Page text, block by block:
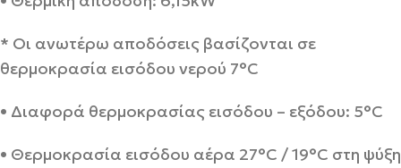
* Οι ανωτέρω αποδόσεις βασίζονται σε
θερμοκρασία εισόδου νερού 7°C
• Διαφορά θερμοκρασίας εισόδου – εξόδου: 5°C
• Θερμοκρασία εισόδου αέρα 27°C / 19°C στη ψύξη